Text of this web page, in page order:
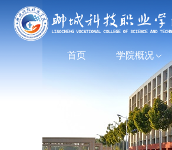
首页 学院概况